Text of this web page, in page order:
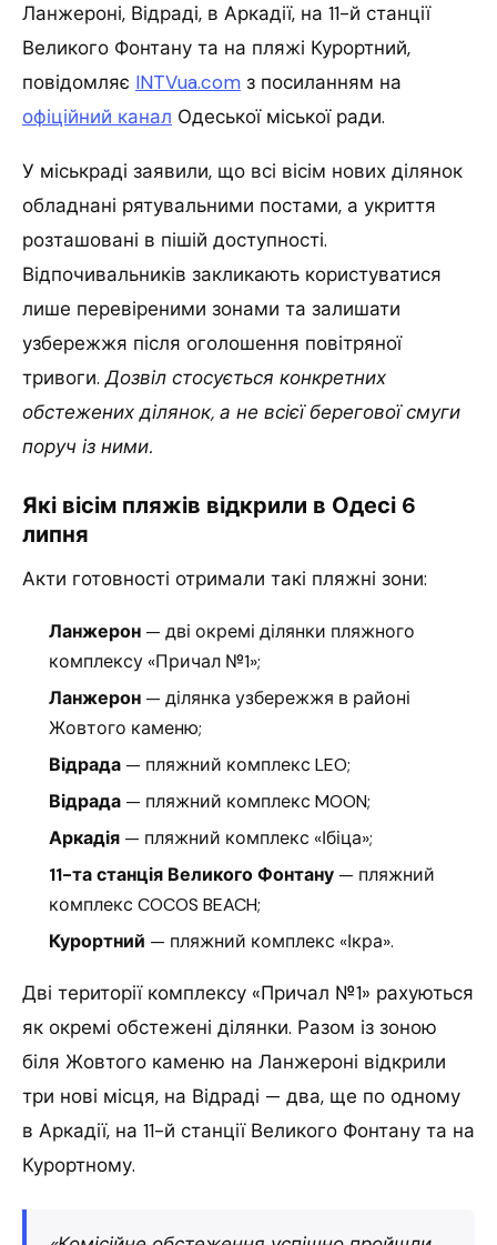
Ланжероні, Відраді, в Аркадії, на 11-й станції
Великого Фонтану та на пляжі Курортний,
повідомляє INTVua.com з посиланням на
офіційний канал Одеської міської ради.
У міськраді заявили, що всі вісім нових ділянок
обладнані рятувальними постами, а укриття
розташовані в пішій доступності.
Відпочивальників закликають користуватися
лише перевіреними зонами та залишати
узбережжя після оголошення повітряної
тривоги.Дозвіл стосується конкретних
обстежених ділянок, а не всієї берегової смуги
поруч із ними.
Які вісім пляжів відкрили в Одесі 6
липня
Акти готовності отримали такі пляжні зони:
Ланжерон — дві окремі ділянки пляжного
комплексу «Причал №1»;
Ланжерон — ділянка узбережжя в районі
Жовтого каменю;
Відрада — пляжний комплекс LEO;
Відрада — пляжний комплекс MOON;
Аркадія — пляжний комплекс «Ібіца»;
11-та станція Великого Фонтану — пляжний
комплекс COCOS BEACH;
Курортний — пляжний комплекс «Ікра».
Дві території комплексу «Причал №1» рахуються
як окремі обстежені ділянки. Разом із зоною
біля Жовтого каменю на Ланжероні відкрили
три нові місця, на Відраді — два, ще по одному
в Аркадії, на 11-й станції Великого Фонтану та на
Курортному.